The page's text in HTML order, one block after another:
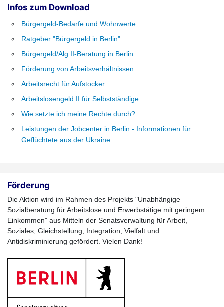
Infos zum Download
Bürgergeld-Bedarfe und Wohnwerte
Ratgeber "Bürgergeld in Berlin"
Bürgergeld/Alg II-Beratung in Berlin
Förderung von Arbeitsverhältnissen
Arbeitsrecht für Aufstocker
Arbeitslosengeld II für Selbstständige
Wie setzte ich meine Rechte durch?
Leistungen der Jobcenter in Berlin - Informationen für
Geflüchtete aus der Ukraine
Förderung
Die Aktion wird im Rahmen des Projekts "Unabhängige
Sozialberatung für Arbeitslose und Erwerbstätige mit geringem
Einkommen" aus Mitteln der Senatsverwaltung für Arbeit,
Soziales, Gleichstellung, Integration, Vielfalt und
Antidiskriminierung gefördert. Vielen Dank!